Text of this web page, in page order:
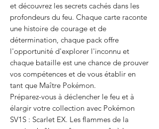
et découvrez les secrets cachés dans les
profondeurs du feu. Chaque carte raconte
une histoire de courage et de
détermination, chaque pack offre
l'opportunité d'explorer l'inconnu et
chaque bataille est une chance de prouver
vos compétences et de vous établir en
tant que Maître Pokémon.
Préparez-vous à déclencher le feu et à
élargir votre collection avec Pokémon
SV1S : Scarlet EX. Les flammes de la